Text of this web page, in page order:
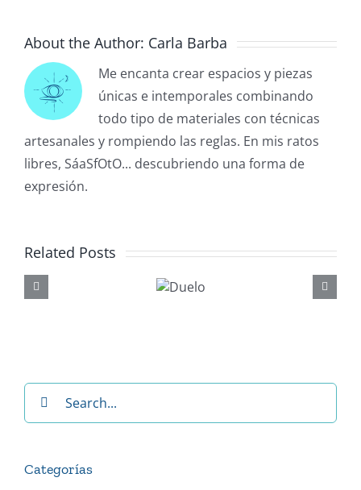
About the Author: Carla Barba
Me encanta crear espacios y piezas
únicas e intemporales combinando
todo tipo de materiales con técnicas
artesanales y rompiendo las reglas. En mis ratos
libres, SáaSfOtO... descubriendo una forma de
expresión.
Related Posts
Search
for:
Categorías